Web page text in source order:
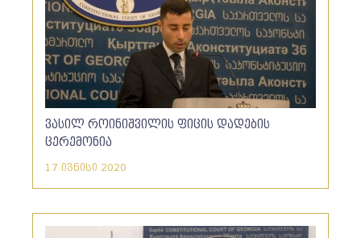
ვასილ როინიშვილის ფიცის დადების
ცერემონია
17 ივნისი 2020